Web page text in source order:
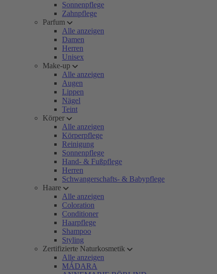
Sonnenpflege
Zahnpflege
Parfum
Alle anzeigen
Damen
Herren
Unisex
Make-up
Alle anzeigen
Augen
Lippen
Nägel
Teint
Körper
Alle anzeigen
Körperpflege
Reinigung
Sonnenpflege
Hand- & Fußpflege
Herren
Schwangerschafts- & Babypflege
Haare
Alle anzeigen
Coloration
Conditioner
Haarpflege
Shampoo
Styling
Zertifizierte Naturkosmetik
Alle anzeigen
MÁDARA